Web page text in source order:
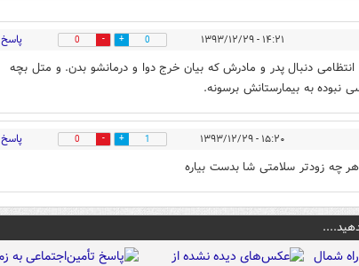
۱۴:۲۱ - ۱۳۹۳/۱۲/۲۹ 0
0 پاسخ
انتظامی دنبال پدر و مادرش که بیان خرج دوا و درمانشو بدن. و متل بچه
نبوده به بیمارستانش برسونه.
۱۵:۲۰ - ۱۳۹۳/۱۲/۲۹ 1
0 پاسخ
هر چه زودتر سلامتی شا بدست بیاره